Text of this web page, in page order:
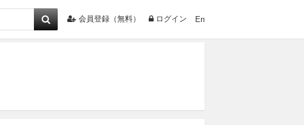
会員登録（無料） ログイン En